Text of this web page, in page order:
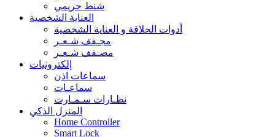
شنط حريمي
العناية الشخصية
أدوات الحلاقة و العناية الشخصية
مجـفف شـعـر
مصـفف شـعـر
إلكترونيات
سماعات اذن
سماعـات
نظـارات سـمـارت
المنزل الذكي
Home Controller
Smart Lock